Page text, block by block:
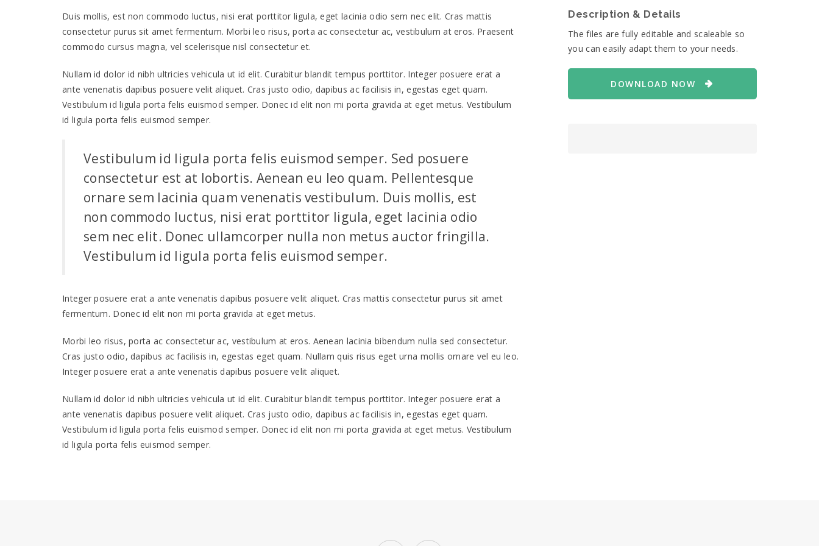
Duis mollis, est non commodo luctus, nisi erat porttitor ligula, eget lacinia odio sem nec elit. Cras mattis
consectetur purus sit amet fermentum. Morbi leo risus, porta ac consectetur ac, vestibulum at eros. Praesent
commodo cursus magna, vel scelerisque nisl consectetur et.
Nullam id dolor id nibh ultricies vehicula ut id elit. Curabitur blandit tempus porttitor. Integer posuere erat a
ante venenatis dapibus posuere velit aliquet. Cras justo odio, dapibus ac facilisis in, egestas eget quam.
Vestibulum id ligula porta felis euismod semper. Donec id elit non mi porta gravida at eget metus. Vestibulum
id ligula porta felis euismod semper.
Vestibulum id ligula porta felis euismod semper. Sed posuere
consectetur est at lobortis. Aenean eu leo quam. Pellentesque
ornare sem lacinia quam venenatis vestibulum. Duis mollis, est
non commodo luctus, nisi erat porttitor ligula, eget lacinia odio
sem nec elit. Donec ullamcorper nulla non metus auctor fringilla.
Vestibulum id ligula porta felis euismod semper.
Integer posuere erat a ante venenatis dapibus posuere velit aliquet. Cras mattis consectetur purus sit amet
fermentum. Donec id elit non mi porta gravida at eget metus.
Morbi leo risus, porta ac consectetur ac, vestibulum at eros. Aenean lacinia bibendum nulla sed consectetur.
Cras justo odio, dapibus ac facilisis in, egestas eget quam. Nullam quis risus eget urna mollis ornare vel eu leo.
Integer posuere erat a ante venenatis dapibus posuere velit aliquet.
Nullam id dolor id nibh ultricies vehicula ut id elit. Curabitur blandit tempus porttitor. Integer posuere erat a
ante venenatis dapibus posuere velit aliquet. Cras justo odio, dapibus ac facilisis in, egestas eget quam.
Vestibulum id ligula porta felis euismod semper. Donec id elit non mi porta gravida at eget metus. Vestibulum
id ligula porta felis euismod semper.
Description & Details
The files are fully editable and scaleable so
you can easily adapt them to your needs.
DOWNLOAD NOW